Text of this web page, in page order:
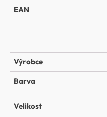
EAN
Výrobce
Barva
Velikost